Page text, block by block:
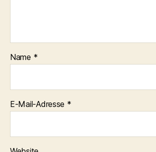
Name *
E-Mail-Adresse *